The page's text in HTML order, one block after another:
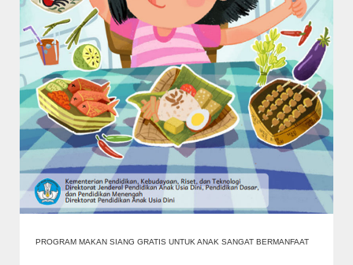
PROGRAM MAKAN SIANG GRATIS UNTUK ANAK SANGAT BERMANFAAT